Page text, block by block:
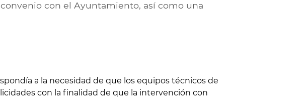
con el Ayuntamiento, así como una
a la necesidad de que los equipos técnicos de
con la finalidad de que la intervención con